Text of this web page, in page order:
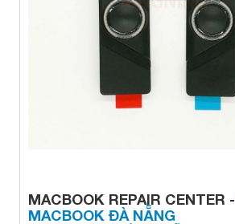
MACBOOK REPAIR CENTER -
MACBOOK ĐÀ NẴNG